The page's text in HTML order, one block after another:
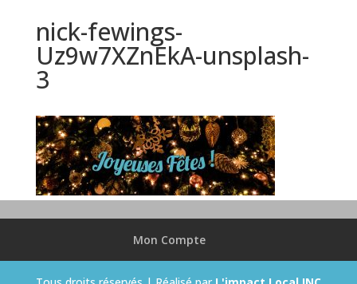
nick-fewings-
Uz9w7XZnEkA-unsplash-
3
Mon Compte